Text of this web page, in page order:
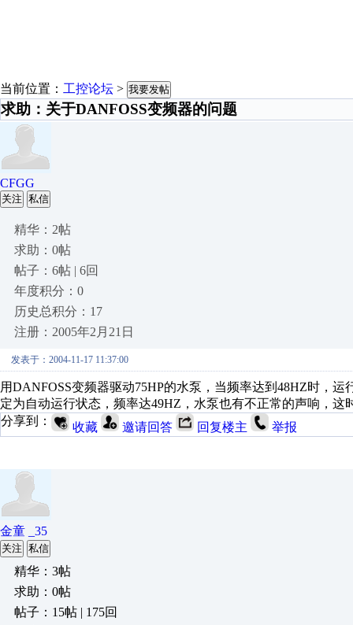
当前位置： 工控论坛 > 我要发帖
求助：关于DANFOSS变频器的问题
CFGG
关注 私信
精华：2帖
求助：0帖
帖子：6帖 | 6回
年度积分：0
历史总积分：17
注册：2005年2月21日
发表于：2004-11-17 11:37:00
用DANFOSS变频器驱动75HP的水泵，当频率达到48HZ时，
定为自动运行状态，频率达49HZ，水泵也有不正常的声响，
分享到：
收藏 邀请回答 回复楼主 举报
金童 _35
关注 私信
精华：3帖
求助：0帖
帖子：15帖 | 175回